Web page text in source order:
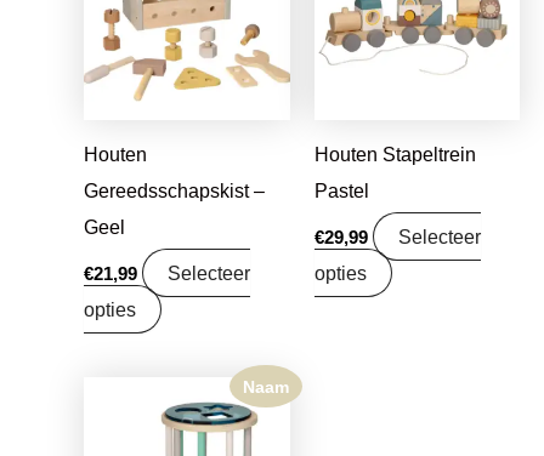
Houten
Gereedsschapskist –
Geel
€21,99
Selecteer
opties
Houten Stapeltrein
Pastel
€29,99
Selecteer
opties
Naam